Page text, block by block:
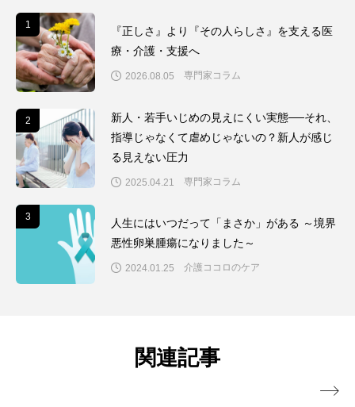
1
『正しさ』より『その人らしさ』を支える医
療・介護・支援へ
2026.08.05 専門家コラム
2
新人・若手いじめの見えにくい実態──それ、
指導じゃなくて虐めじゃないの？新人が感じ
る見えない圧力
2025.04.21 専門家コラム
3
人生にはいつだって「まさか」がある ～境界
悪性卵巣腫瘍になりました～
2024.01.25 介護ココロのケア
関連記事
